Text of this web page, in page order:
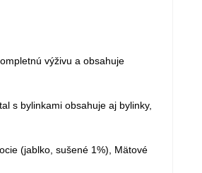
výživu a obsahuje
s bylinkami obsahuje aj bylinky,
(jablko, sušené 1%), Mätové